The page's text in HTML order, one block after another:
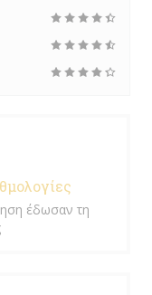
έδωσαν τη